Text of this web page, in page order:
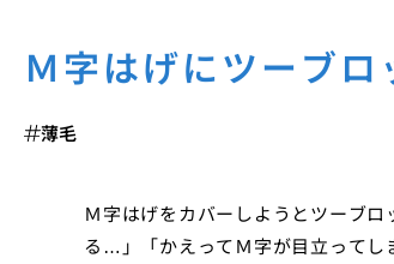
Ｍ字はげにツーブ
薄毛
Ｍ字はげをカバーしようとツーブ
る…」「かえってＭ字が目立って